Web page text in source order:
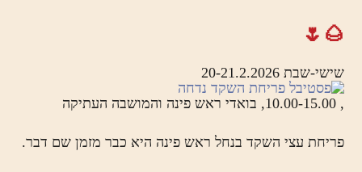
🌰🌷
שישי-שבת 20-21.2.2026
, 10.00-15.00, בואדי ראש פינה והמושבה העתיקה
פריחת עצי השקד בנחל ראש פינה היא כבר מזמן שם דבר.